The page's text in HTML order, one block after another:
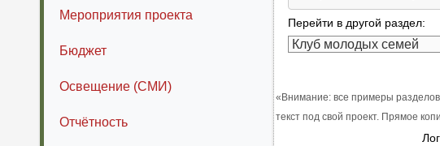
Мероприятия проекта
Бюджет
Освещение (СМИ)
Отчётность
Перейти в другой раздел:
«Внимание: все примеры
текст под свой проект. Прямое